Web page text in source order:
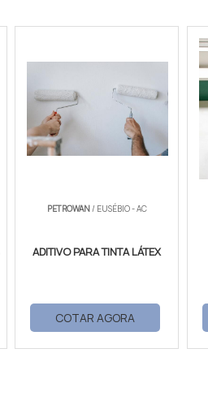
PETROWAN/ EUSÉBIO - AC
ADITIVO PARA TINTA LÁTEX
COTAR AGORA